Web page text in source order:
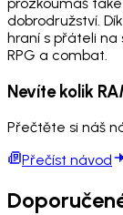
dobrodružství.
hraní s přáteli na
RPG a combat.
Nevíte kolik
Přečtěte si náš
Přečíst návod